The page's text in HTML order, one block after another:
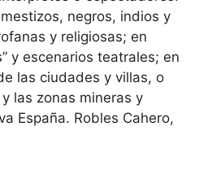
negros, indios y
y religiosas; en
y escenarios teatrales; en
las ciudades y villas, o
las zonas mineras y
España. Robles Cahero,